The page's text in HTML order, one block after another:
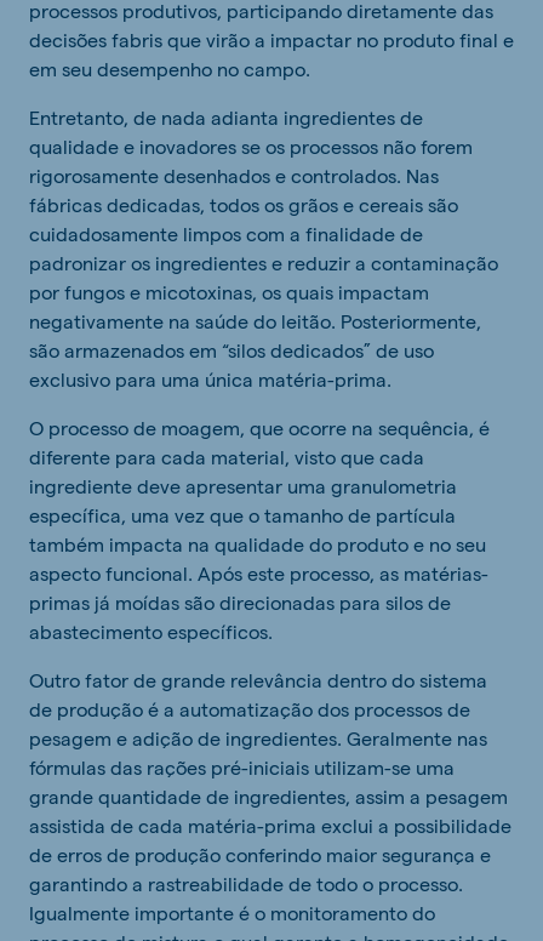
processos produtivos, participando diretamente das
decisões fabris que virão a impactar no produto final e
em seu desempenho no campo.
Entretanto, de nada adianta ingredientes de
qualidade e inovadores se os processos não forem
rigorosamente desenhados e controlados. Nas
fábricas dedicadas, todos os grãos e cereais são
cuidadosamente limpos com a finalidade de
padronizar os ingredientes e reduzir a contaminação
por fungos e micotoxinas, os quais impactam
negativamente na saúde do leitão. Posteriormente,
são armazenados em “silos dedicados” de uso
exclusivo para uma única matéria-prima.
O processo de moagem, que ocorre na sequência, é
diferente para cada material, visto que cada
ingrediente deve apresentar uma granulometria
específica, uma vez que o tamanho de partícula
também impacta na qualidade do produto e no seu
aspecto funcional. Após este processo, as matérias-
primas já moídas são direcionadas para silos de
abastecimento específicos.
Outro fator de grande relevância dentro do sistema
de produção é a automatização dos processos de
pesagem e adição de ingredientes. Geralmente nas
fórmulas das rações pré-iniciais utilizam-se uma
grande quantidade de ingredientes, assim a pesagem
assistida de cada matéria-prima exclui a possibilidade
de erros de produção conferindo maior segurança e
garantindo a rastreabilidade de todo o processo.
Igualmente importante é o monitoramento do